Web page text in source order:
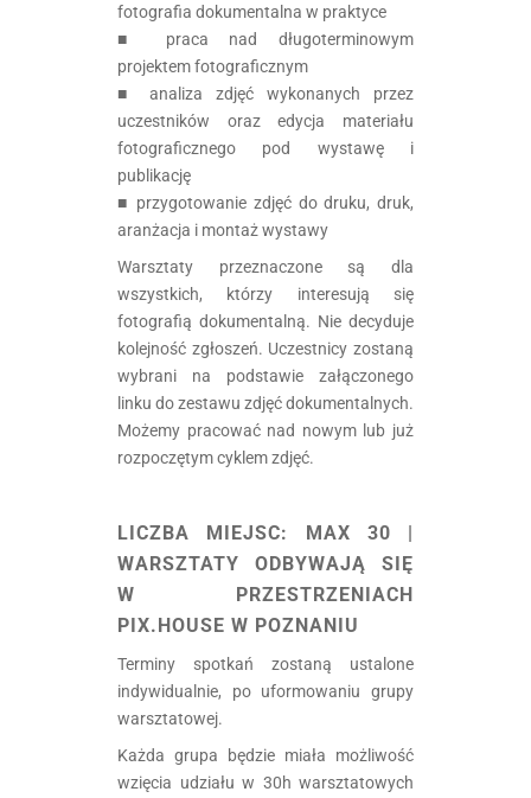
fotografia dokumentalna w praktyce
■ praca nad długoterminowym
projektem fotograficznym
■ analiza zdjęć wykonanych przez
uczestników oraz edycja materiału
fotograficznego pod wystawę i
publikację
■ przygotowanie zdjęć do druku, druk,
aranżacja i montaż wystawy
Warsztaty przeznaczone są dla
wszystkich, którzy interesują się
fotografią dokumentalną. Nie decyduje
kolejność zgłoszeń. Uczestnicy zostaną
wybrani na podstawie załączonego
linku do zestawu zdjęć dokumentalnych.
Możemy pracować nad nowym lub już
rozpoczętym cyklem zdjęć.
LICZBA MIEJSC:
MAX 30 |
WARSZTATY ODBYWAJĄ SIĘ
W PRZESTRZENIACH
PIX.HOUSE W POZNANIU
Terminy spotkań zostaną ustalone
indywidualnie, po uformowaniu grupy
warsztatowej.
Każda grupa będzie miała możliwość
wzięcia udziału w 30h warsztatowych